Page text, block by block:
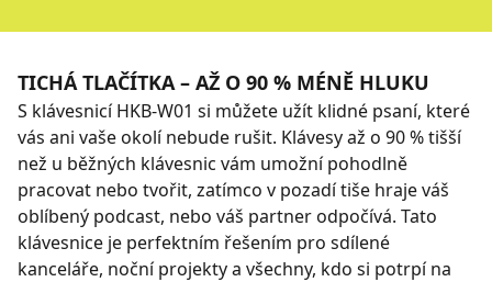
TICHÁ TLAČÍTKA – AŽ O 90 % MÉNĚ HLUKU
S klávesnicí HKB-W01 si můžete užít klidné psaní, které
vás ani vaše okolí nebude rušit. Klávesy až o 90 % tišší
než u běžných klávesnic vám umožní pohodlně
pracovat nebo tvořit, zatímco v pozadí tiše hraje váš
oblíbený podcast, nebo váš partner odpočívá. Tato
klávesnice je perfektním řešením pro sdílené
kanceláře, noční projekty a všechny, kdo si potrpí na